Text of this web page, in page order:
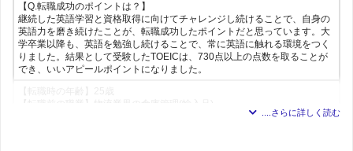
【Q.転職成功のポイントは？】
英語を実務で使用した経験及び実用的な英語力がそれぞれの会社で評価さ
れたと感じています。私が「成功だった」と感じた転職はいずれも外資系
企業への転職ですが、いずれも英語での面接がありました。尚、年収面に
関しましては日系企業から外資系企業への転職をした事が、年収増に寄与
【Q.転職成功のポイントは？】
継続した英語学習と資格取得に向けてチャレンジし続けることで、自身の
英語力を磨き続けたことが、転職成功したポイントだと思っています。大
学卒業以降も、英語を勉強し続けることで、常に英語に触れる環境をつく
りました。結果として受験したTOEICは、730点以上の点数を取ることが
でき、いいアピールポイントになりました。
【転職後の職業】ビジネス英語を活かした樹脂部品業界の営業職